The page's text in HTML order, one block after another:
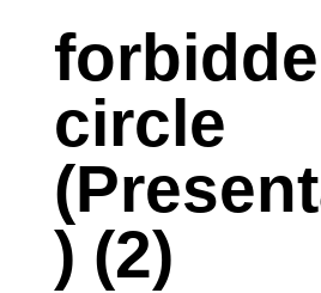
circle
) (2)